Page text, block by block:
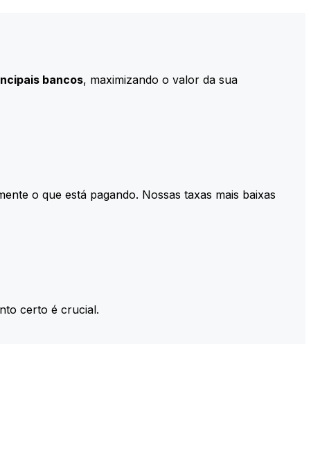
bancos, maximizando o valor da sua
o que está pagando. Nossas taxas mais baixas
certo é crucial.